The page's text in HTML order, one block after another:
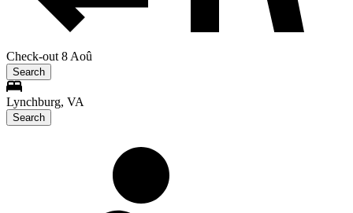
Check-out 8 Aoû
Search
Lynchburg, VA
Search